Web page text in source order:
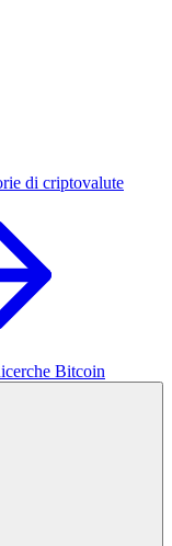
di criptovalute
Bitcoin